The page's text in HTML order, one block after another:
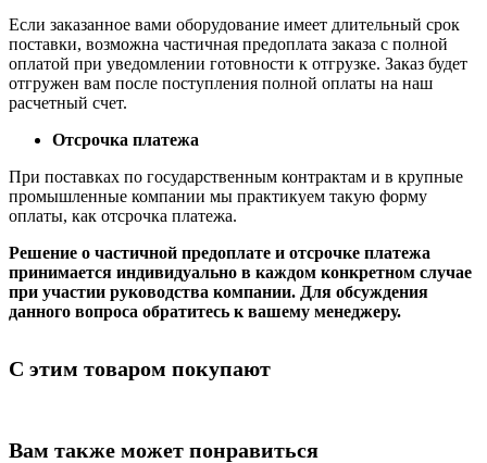
Если заказанное вами оборудование имеет длительный срок
поставки, возможна частичная предоплата заказа с полной
оплатой при уведомлении готовности к отгрузке. Заказ будет
отгружен вам после поступления полной оплаты на наш
расчетный счет.
Отсрочка платежа
При поставках по государственным контрактам и в крупные
промышленные компании мы практикуем такую форму
оплаты, как отсрочка платежа.
Решение о частичной предоплате и отсрочке платежа
принимается индивидуально в каждом конкретном случае
при участии руководства компании. Для обсуждения
данного вопроса обратитесь к вашему менеджеру.
С этим товаром покупают
Вам также может понравиться